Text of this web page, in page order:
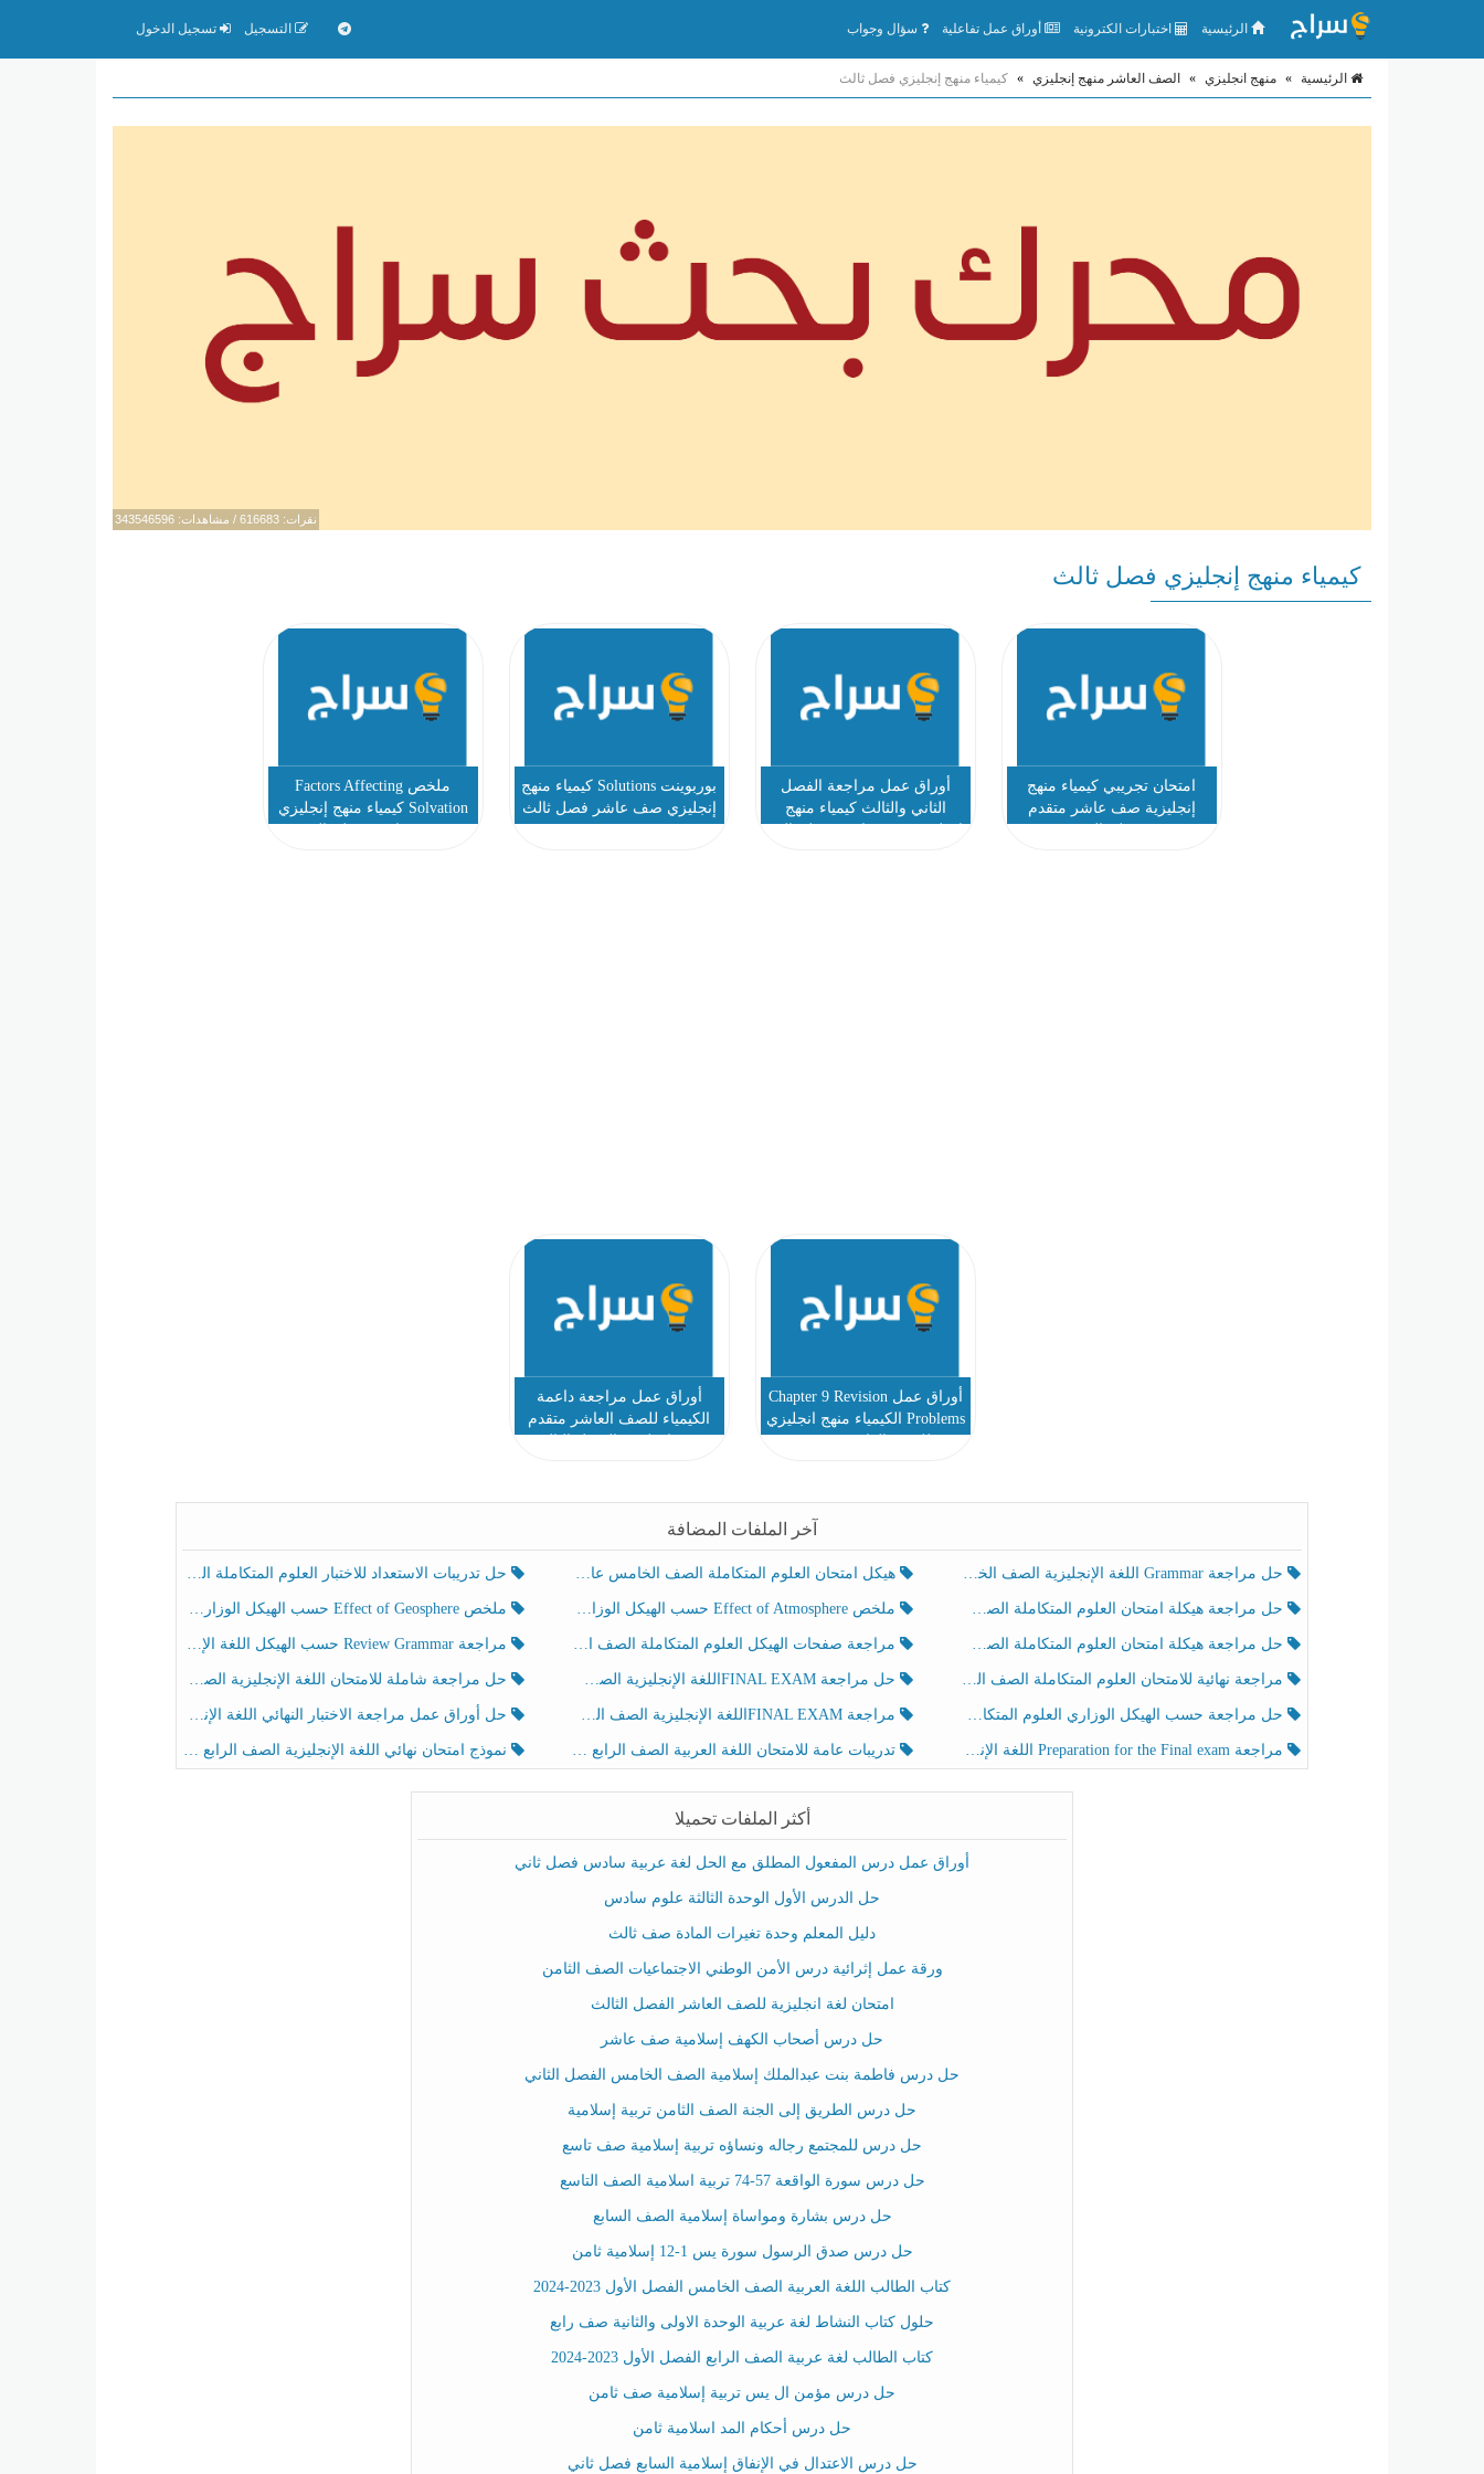
الرئيسية اختبارات الكترونية أوراق عمل تفاعلية سؤال وجواب التسجيل تسجيل الدخول
الرئيسية » منهج انجليزي » الصف العاشر منهج إنجليزي » كيمياء منهج إنجليزي فصل ثالث
نقرات: 616683 / مشاهدات: 343546596
كيمياء منهج إنجليزي فصل ثالث
امتحان تجريبي كيمياء منهج
إنجليزية صف عاشر متقدم
فصل ثالث
أوراق عمل مراجعة الفصل
الثاني والثالث كيمياء منهج
إنجليزي صف عاشر فصل ثالث
بوربوينت Solutions كيمياء منهج
إنجليزي صف عاشر فصل ثالث
ملخص Factors Affecting
Solvation كيمياء منهج إنجليزي
صف عاشر فصل ثالث
أوراق عمل Chapter 9 Revision
Problems الكيمياء منهج انجليزي
للصف العاشر متقدم
أوراق عمل مراجعة داعمة
الكيمياء للصف العاشر متقدم
منهج انجليزي الفصل الثالث
آخر الملفات المضافة
حل مراجعة Grammar اللغة الإنجليزية الصف الخامس الفصل الثالث هيكل امتحان العلوم المتكاملة الصف الخامس عام الفصل الدراسي الثالث 2025-2026 حل تدريبات الاستعداد للاختبار العلوم المتكاملة الصف الخامس عام الفصل الثالث
حل مراجعة هيكلة امتحان العلوم المتكاملة الصف الخامس انسبير الفصل الثالث ملخص Effect of Atmosphere حسب الهيكل الوزاري العلوم المتكاملة الصف الخامس انسبير الفصل الثالث ملخص Effect of Geosphere حسب الهيكل الوزاري العلوم المتكاملة الصف الخامس انسبير الفصل الثالث
حل مراجعة هيكلة امتحان العلوم المتكاملة الصف الخامس عام الفصل الثالث مراجعة صفحات الهيكل العلوم المتكاملة الصف الخامس انسبير الفصل الثالث مراجعة Review Grammar حسب الهيكل اللغة الإنجليزية الصف الخامس الفصل الثالث
مراجعة نهائية للامتحان العلوم المتكاملة الصف الخامس انسبير الفصل الثالث حل مراجعة FINAL EXAMاللغة الإنجليزية الصف الخامس الفصل الثالث حل مراجعة شاملة للامتحان اللغة الإنجليزية الصف الخامس الفصل الثالث
حل مراجعة حسب الهيكل الوزاري العلوم المتكاملة الصف الخامس عام الفصل الثالث مراجعة FINAL EXAMاللغة الإنجليزية الصف الخامس الفصل الثالث حل أوراق عمل مراجعة الاختبار النهائي اللغة الإنجليزية الصف الرابع الفصل الثالث
مراجعة Preparation for the Final exam اللغة الإنجليزية الصف الرابع الفصل الثالث تدريبات عامة للامتحان اللغة العربية الصف الرابع الفصل الثالث نموذج امتحان نهائي اللغة الإنجليزية الصف الرابع الفصل الثالث
أكثر الملفات تحميلا
أوراق عمل درس المفعول المطلق مع الحل لغة عربية سادس فصل ثاني
حل الدرس الأول الوحدة الثالثة علوم سادس
دليل المعلم وحدة تغيرات المادة صف ثالث
ورقة عمل إثرائية درس الأمن الوطني الاجتماعيات الصف الثامن
امتحان لغة انجليزية للصف العاشر الفصل الثالث
حل درس أصحاب الكهف إسلامية صف عاشر
حل درس فاطمة بنت عبدالملك إسلامية الصف الخامس الفصل الثاني
حل درس الطريق إلى الجنة الصف الثامن تربية إسلامية
حل درس للمجتمع رجاله ونساؤه تربية إسلامية صف تاسع
حل درس سورة الواقعة 57-74 تربية اسلامية الصف التاسع
حل درس بشارة ومواساة إسلامية الصف السابع
حل درس صدق الرسول سورة يس 1-12 إسلامية ثامن
كتاب الطالب اللغة العربية الصف الخامس الفصل الأول 2023-2024
حلول كتاب النشاط لغة عربية الوحدة الاولى والثانية صف رابع
كتاب الطالب لغة عربية الصف الرابع الفصل الأول 2023-2024
حل درس مؤمن ال يس تربية إسلامية صف ثامن
حل درس أحكام المد اسلامية ثامن
حل درس الاعتدال في الإنفاق إسلامية السابع فصل ثاني